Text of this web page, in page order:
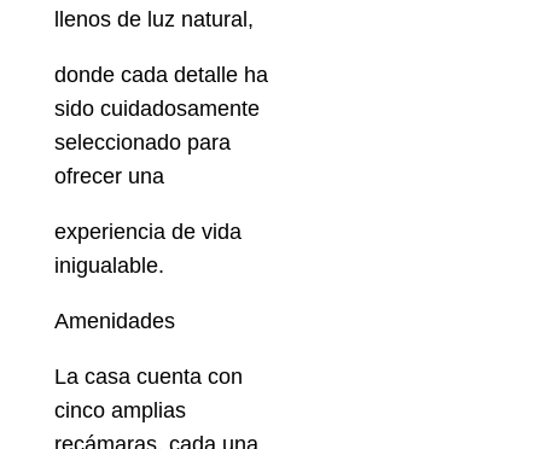
llenos de luz natural,
donde cada detalle ha
sido cuidadosamente
seleccionado para
ofrecer una
experiencia de vida
inigualable.
Amenidades
La casa cuenta con
cinco amplias